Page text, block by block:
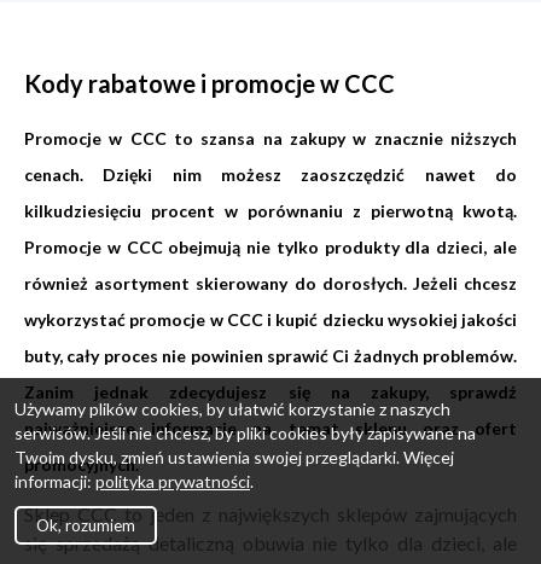
Kody rabatowe i promocje w CCC
Promocje w CCC to szansa na zakupy w znacznie niższych
cenach. Dzięki nim możesz zaoszczędzić nawet do
kilkudziesięciu procent w porównaniu z pierwotną kwotą.
Promocje w CCC obejmują nie tylko produkty dla dzieci, ale
również asortyment skierowany do dorosłych. Jeżeli chcesz
wykorzystać promocje w CCC i kupić dziecku wysokiej jakości
buty, cały proces nie powinien sprawić Ci żadnych problemów.
Zanim jednak zdecydujesz się na zakupy, sprawdź
najważniejsze informacje na temat sklepu oraz ofert
promocyjnych.
Sklep CCC to jeden z największych sklepów zajmujących
się sprzedażą detaliczną obuwia nie tylko dla dzieci, ale
Używamy plików cookies, by ułatwić korzystanie z naszych
serwisów. Jeśli nie chcesz, by pliki cookies były zapisywane na
Twoim dysku, zmień ustawienia swojej przeglądarki. Więcej
informacji: polityka prywatności.
Ok, rozumiem